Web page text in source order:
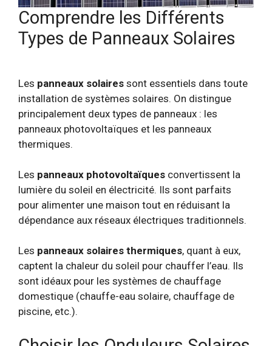
Comprendre les Différents
Types de Panneaux Solaires
Les panneaux solaires sont essentiels dans toute
installation de systèmes solaires. On distingue
principalement deux types de panneaux : les
panneaux photovoltaïques et les panneaux
thermiques.
Les panneaux photovoltaïques convertissent la
lumière du soleil en électricité. Ils sont parfaits
pour alimenter une maison tout en réduisant la
dépendance aux réseaux électriques traditionnels.
Les panneaux solaires thermiques, quant à eux,
captent la chaleur du soleil pour chauffer l’eau. Ils
sont idéaux pour les systèmes de chauffage
domestique (chauffe-eau solaire, chauffage de
piscine, etc.).